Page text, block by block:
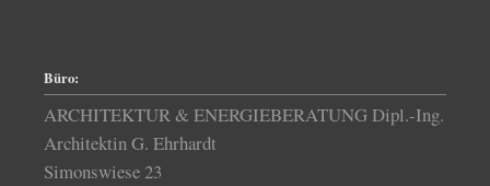
Büro:
ARCHITEKTUR & ENERGIEBERATUNG Dipl.-Ing.
Architektin G. Ehrhardt
Simonswiese 23